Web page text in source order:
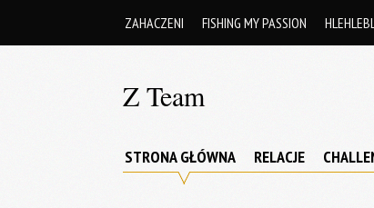
ZAHACZENI FISHING MY PASSION
Z Team
Team
STRONA GŁÓWNA RELACJE